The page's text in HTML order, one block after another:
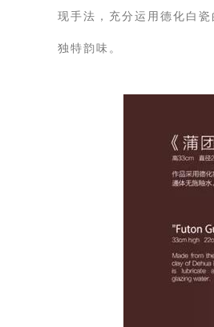
现手法，充分运用德化白
独特韵味。